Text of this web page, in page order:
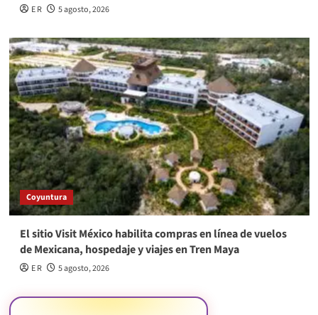
E R 5 agosto, 2026
Coyuntura
El sitio Visit México habilita compras en línea de vuelos
de Mexicana, hospedaje y viajes en Tren Maya
E R 5 agosto, 2026